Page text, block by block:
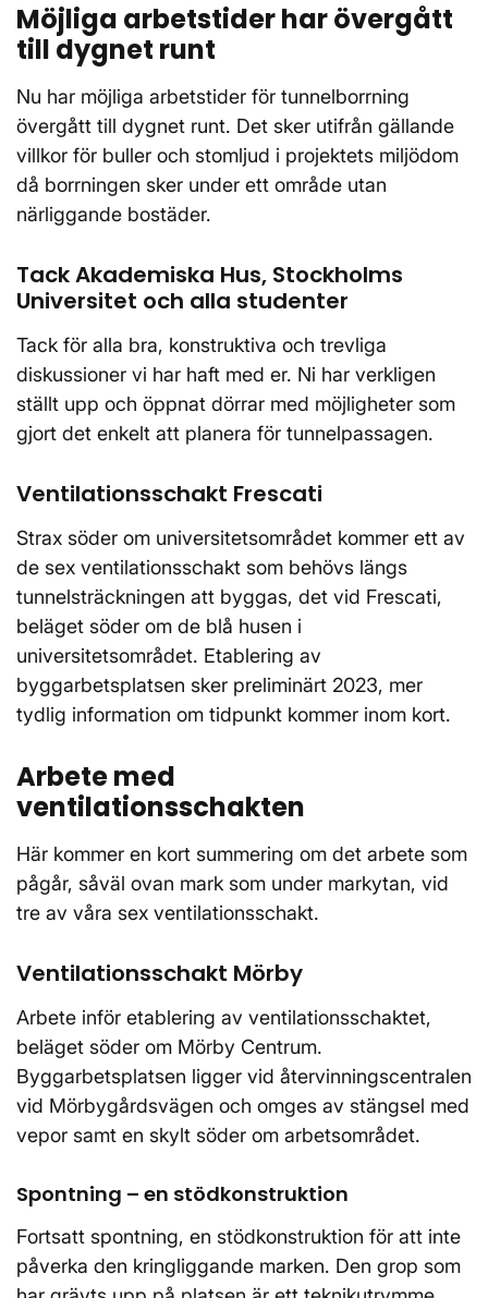
Möjliga arbetstider har övergått
till dygnet runt
Nu har möjliga arbetstider för tunnelborrning
övergått till dygnet runt. Det sker utifrån gällande
villkor för buller och stomljud i projektets miljödom
då borrningen sker under ett område utan
närliggande bostäder.
Tack Akademiska Hus, Stockholms
Universitet och alla studenter
Tack för alla bra, konstruktiva och trevliga
diskussioner vi har haft med er. Ni har verkligen
ställt upp och öppnat dörrar med möjligheter som
gjort det enkelt att planera för tunnelpassagen.
Ventilationsschakt Frescati
Strax söder om universitetsområdet kommer ett av
de sex ventilationsschakt som behövs längs
tunnelsträckningen att byggas, det vid Frescati,
beläget söder om de blå husen i
universitetsområdet. Etablering av
byggarbetsplatsen sker preliminärt 2023, mer
tydlig information om tidpunkt kommer inom kort.
Arbete med
ventilationsschakten
Här kommer en kort summering om det arbete som
pågår, såväl ovan mark som under markytan, vid
tre av våra sex ventilationsschakt.
Ventilationsschakt Mörby
Arbete inför etablering av ventilationsschaktet,
beläget söder om Mörby Centrum.
Byggarbetsplatsen ligger vid återvinningscentralen
vid Mörbygårdsvägen och omges av stängsel med
vepor samt en skylt söder om arbetsområdet.
Spontning – en stödkonstruktion
Fortsatt spontning, en stödkonstruktion för att inte
påverka den kringliggande marken. Den grop som